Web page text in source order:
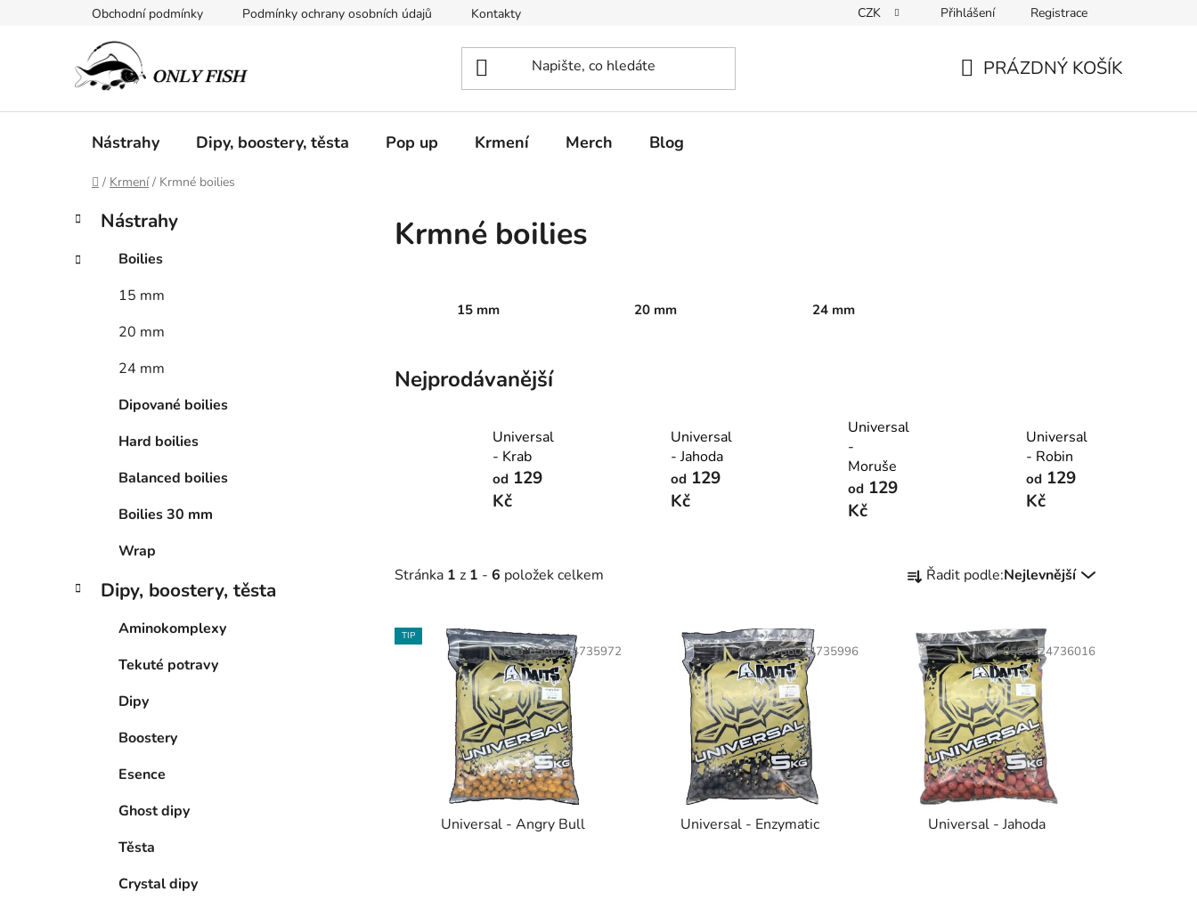
Obchodní podmínky Podmínky ochrany osobních údajů Kontakty CZK Přihlášení Registrace
PRÁZDNÝ KOŠÍK
Nástrahy Dipy, boostery, těsta Pop up Krmení Merch Blog
Domů
/ Krmení / Krmné boilies
P
s
Přeskočit
kategorie
K
a
e
Nástrahy
Boilies
15 mm
20 mm
24 mm
Dipované boilies
Hard boilies
Balanced boilies
Boilies 30 mm
Wrap
Dipy, boostery, těsta
Aminokomplexy
Tekuté potravy
Dipy
Boostery
Esence
Ghost dipy
Těsta
Crystal dipy
Krmné boilies
15 mm 20 mm 24 mm
Nejprodávanější
Universal
- Krab
od 129
Kč
Universal
- Jahoda
od129
Kč
Universal
-
Moruše
od 129
Kč
Universal
- Robin
od129
Kč
Stránka 1 z 1 - 6 položek celkem
a
e
Řadit podle:Nejlevnější
V
ý
TIP
Universal - Angry Bull
Kód:8586024735972
Universal - Enzymatic
Kód:8586024735996
Universal - Jahoda
Kód:8586024736016